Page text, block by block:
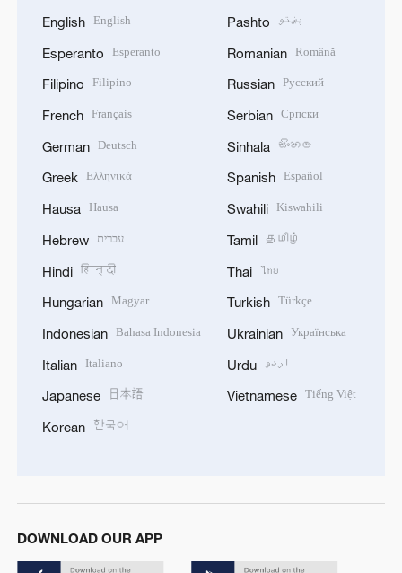
English English
Esperanto Esperanto
Filipino Filipino
French Français
German Deutsch
Greek Ελληνικά
Hausa Hausa
Hebrew עברית
Hindi हिन्दी
Hungarian Magyar
Indonesian Bahasa Indonesia
Italian Italiano
Japanese 日本語
Korean 한국어
Pashto پښتو
Romanian Română
Russian Русский
Serbian Српски
Sinhala සිංහල
Spanish Español
Swahili Kiswahili
Tamil தமிழ்
Thai ไทย
Turkish Türkçe
Ukrainian Українська
Urdu اردو
Vietnamese Tiếng Việt
DOWNLOAD OUR APP